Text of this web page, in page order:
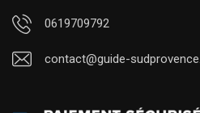
0619709792
contact@guide-